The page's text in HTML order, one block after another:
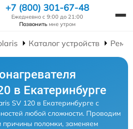
+7 (800) 301-67-48
Ежедневно с 9:00 до 21:00
Позвонить мне утром
Каталог устройств
в Екатеринбурге
SV 120 в Екатеринбурге с
любой сложности. Проводим
причины поломки, заменяем